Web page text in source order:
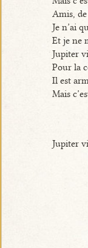
Amis,
Je n’ai
Et je ne
Jupiter
Pour la
Il est
Mais
Jupiter